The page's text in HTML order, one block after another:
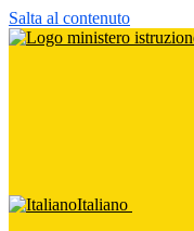
Salta al contenuto
Italiano